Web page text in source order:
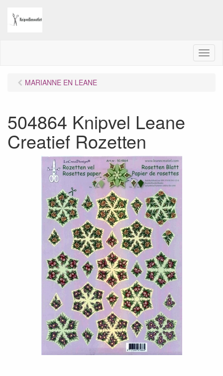
M
e
MARIANNE EN LEANE
504864 Knipvel Leane
Creatief Rozetten